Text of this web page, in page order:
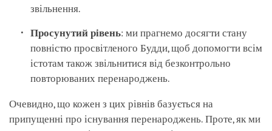
звільнення.
Просунутий рівень: ми прагнемо досягти стану
повністю просвітленого Будди, щоб допомогти всім
істотам також звільнитися від безконтрольно
повторюваних перенароджень.
Очевидно, що кожен з цих рівнів базується на
припущенні про існування перенароджень. Проте, як ми